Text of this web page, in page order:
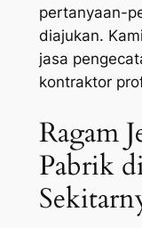
pertanyaan-
diajukan.
jasa
kontraktor
Ragam
Pabrik